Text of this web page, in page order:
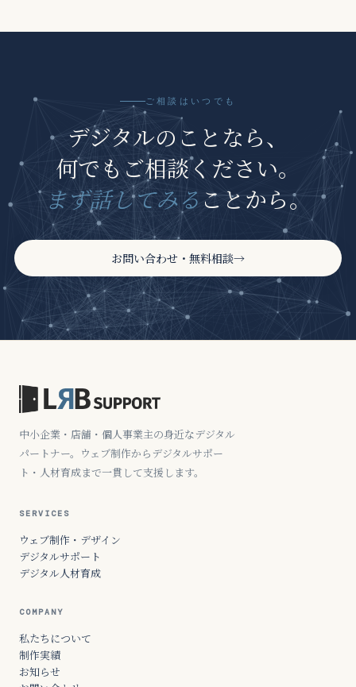
ご相談はいつでも
デジタルのことなら、
何でもご相談ください。
まず話してみる ことから。
お問い合わせ・無料相談→
中小企業・店舗・個人事業主の身近なデジタル
パートナー。ウェブ制作からデジタルサポー
ト・人材育成まで一貫して支援します。
SERVICES
ウェブ制作・デザイン
デジタルサポート
デジタル人材育成
COMPANY
私たちについて
制作実績
お知らせ